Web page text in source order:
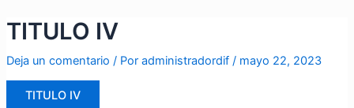
alTITULO IV
Deja un comentario / Por administradordif / mayo 22, 2023
TITULO IV
de